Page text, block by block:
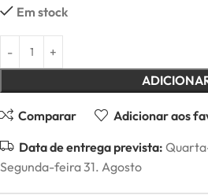
Em stock
Comparar Adicionar aos
Data de entrega prevista:
Segunda-feira 31. Agosto